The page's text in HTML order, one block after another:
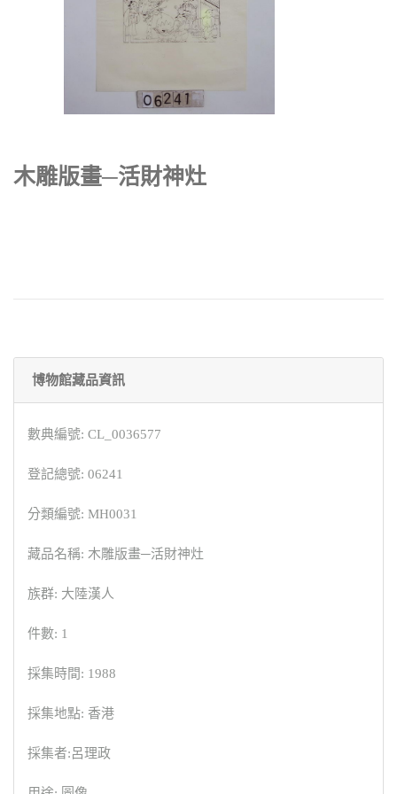
木雕版畫─活財神灶
博物館藏品資訊
數典編號: CL_0036577
登記總號: 06241
分類編號: MH0031
藏品名稱: 木雕版畫─活財神灶
族群: 大陸漢人
件數: 1
採集時間: 1988
採集地點: 香港
採集者:呂理政